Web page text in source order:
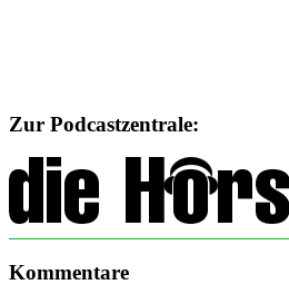
Zur Podcastzentrale:
Kommentare